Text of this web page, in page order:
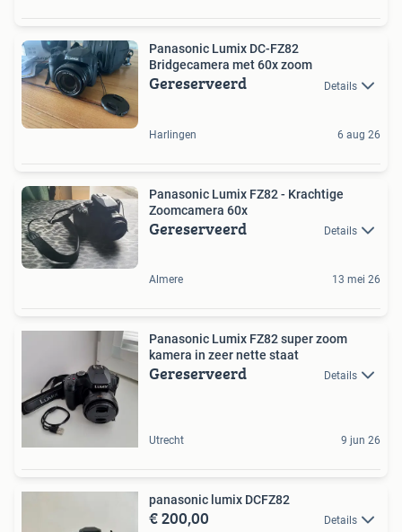
Panasonic Lumix DC-FZ82
Bridgecamera met 60x zoom
Gereserveerd Details
Harlingen 6 aug 26
Panasonic Lumix FZ82 - Krachtige
Zoomcamera 60x
Gereserveerd Details
Almere 13 mei 26
Panasonic Lumix FZ82 super zoom
kamera in zeer nette staat
Gereserveerd Details
Utrecht 9 jun 26
panasonic lumix DCFZ82
€ 200,00 Details